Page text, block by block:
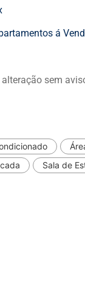
á
sem
Sala de